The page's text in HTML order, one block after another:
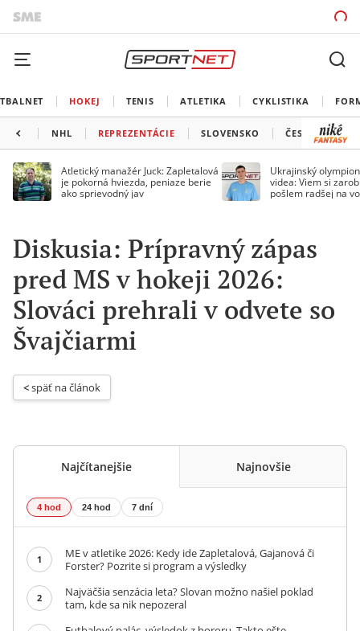
HOKEJ TENIS ATLETIKA CYKLISTIKA
NHL REPREZENTÁCIE SLOVENSKO ČESKO
Atletický manažér Juck: Zapletalová
je pokorná hviezda, peniaze berie
ako sprievodný jav
Ukrajinský
videa: Viem si
pošlem radšej na
Diskusia: Prípravný zápas
pred MS v hokeji 2026:
Slováci prehrali v odvete so
Švajčiarmi
< späť na článok
Najčítanejšie Najnovšie
4 hod 24 hod 7 dní
1
ME v atletike 2026: Kedy ide Zapletalová, Gajanová či
Forster? Pozrite si program a výsledky
2
Najväčšia senzácia leta? Slovan možno našiel poklad
tam, kde sa nik nepozeral